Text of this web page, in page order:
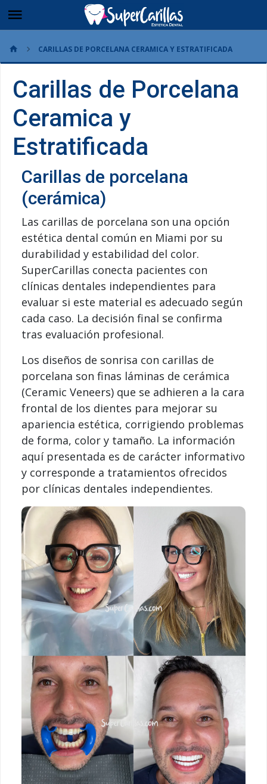
CARILLAS DE PORCELANA CERAMICA Y ESTRATIFICADA
Carillas de Porcelana
Ceramica y
Estratificada
Carillas de porcelana
(cerámica)
Las carillas de porcelana son una opción
estética dental común en Miami por su
durabilidad y estabilidad del color.
SuperCarillas conecta pacientes con
clínicas dentales independientes para
evaluar si este material es adecuado según
cada caso. La decisión final se confirma
tras evaluación profesional.
Los diseños de sonrisa con carillas de
porcelana son finas láminas de cerámica
(Ceramic Veneers) que se adhieren a la cara
frontal de los dientes para mejorar su
apariencia estética, corrigiendo problemas
de forma, color y tamaño. La información
aquí presentada es de carácter informativo
y corresponde a tratamientos ofrecidos
por clínicas dentales independientes.